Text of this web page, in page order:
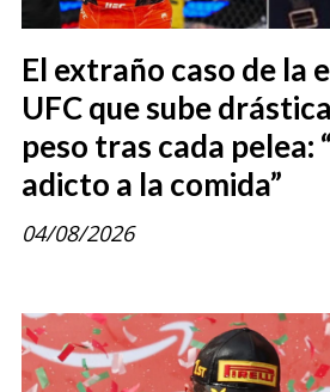
El extraño caso de la
UFC que sube
peso tras cada pelea:
adicto a la comida”
04/08/2026